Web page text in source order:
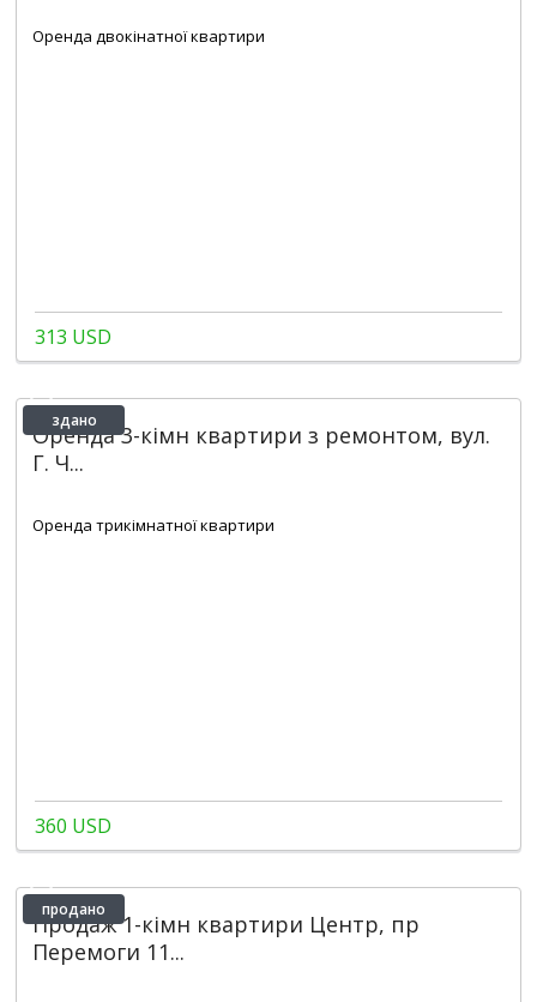
Оренда двокінатної квартири
313 USD
здано
Оренда 3-кімн квартири з ремонтом, вул.
Г. Ч...
Оренда трикімнатної квартири
360 USD
продано
Продаж 1-кімн квартири Центр, пр
Перемоги 11...